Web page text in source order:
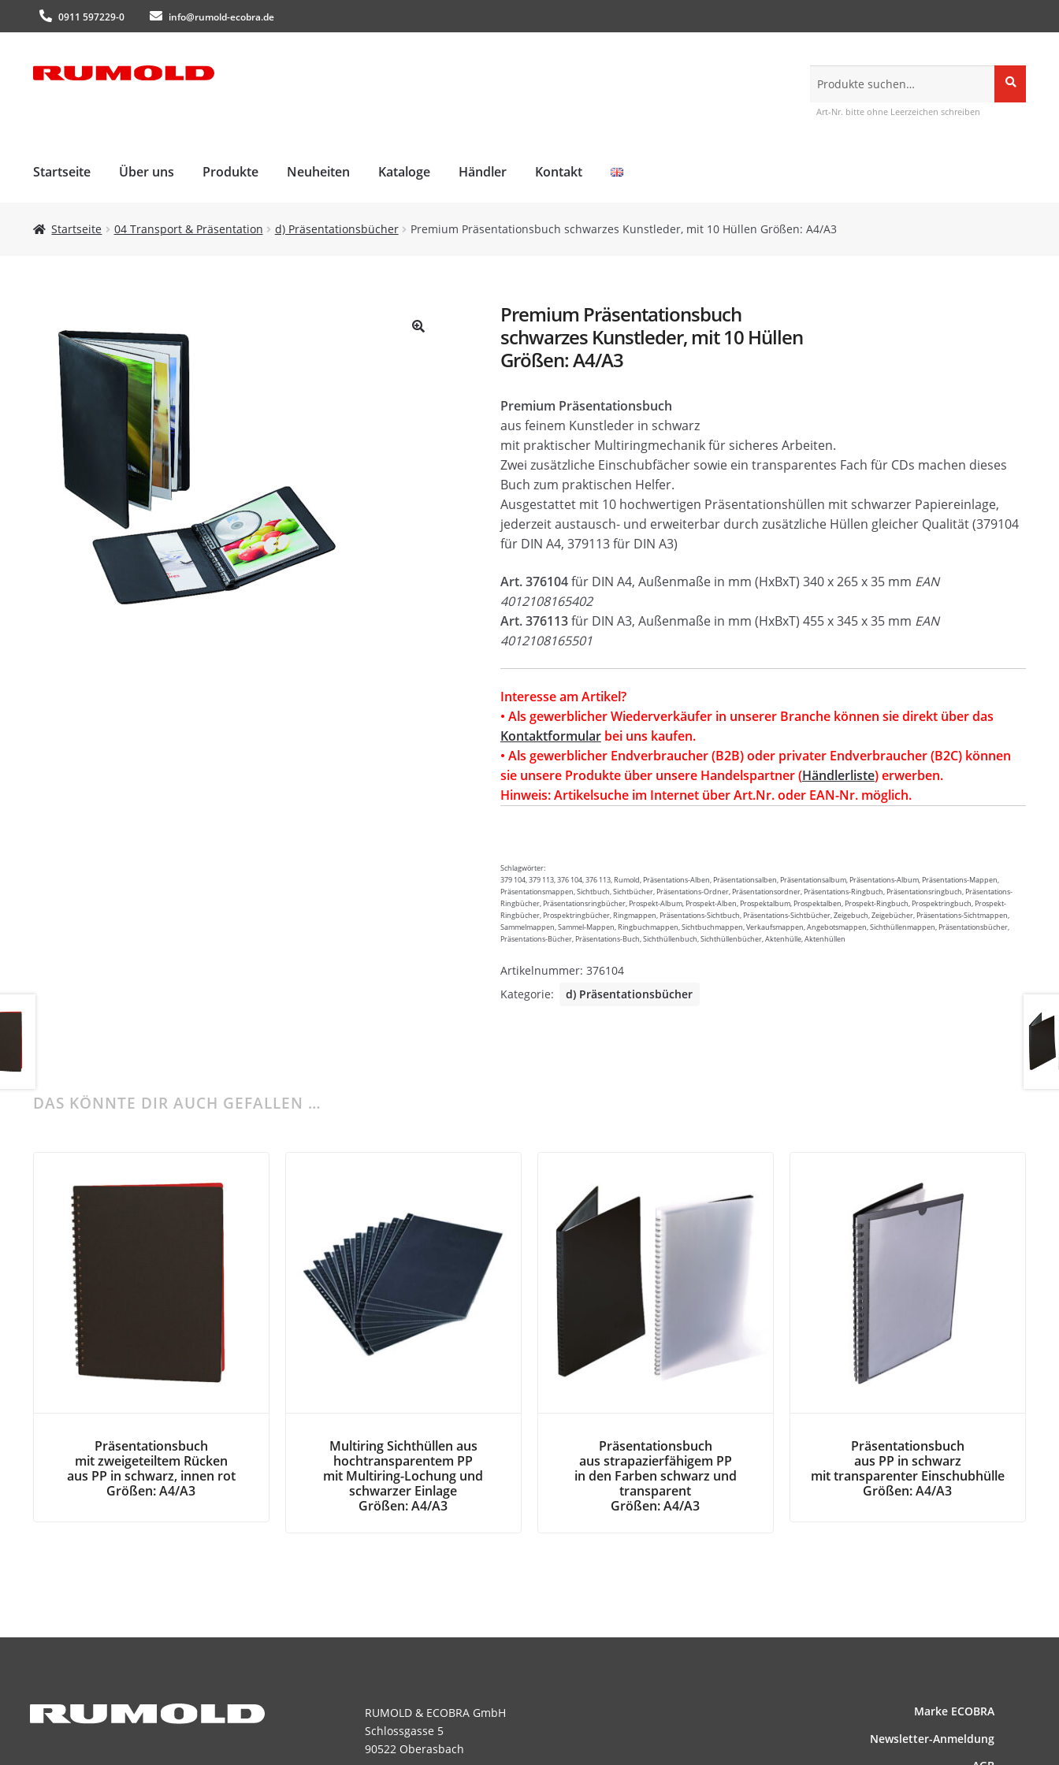
0911 597229-0 info@rumold-ecobra.de
Zur
Zum
nach:
Suche
Art-Nr. bitte ohne Leerzeichen schreiben
Startseite Über uns Produkte Neuheiten Kataloge Händler Kontakt
Startseite 04 Transport & Präsentation d) Präsentationsbücher Premium Präsentationsbuch schwarzes Kunstleder, mit 10 Hüllen Größen: A4/A3
Premium Präsentationsbuch
schwarzes Kunstleder, mit 10 Hüllen
Größen: A4/A3
Premium Präsentationsbuch
aus feinem Kunstleder in schwarz
mit praktischer Multiringmechanik für sicheres Arbeiten.
Zwei zusätzliche Einschubfächer sowie ein transparentes Fach für CDs machen dieses
Buch zum praktischen Helfer.
Ausgestattet mit 10 hochwertigen Präsentationshüllen mit schwarzer Papiereinlage,
jederzeit austausch- und erweiterbar durch zusätzliche Hüllen gleicher Qualität (379104
für DIN A4, 379113 für DIN A3)
Art. 376104für DIN A4, Außenmaße in mm (HxBxT) 340 x 265 x 35 mm EAN
4012108165402
Art. 376113für DIN A3, Außenmaße in mm (HxBxT) 455 x 345 x 35 mm EAN
4012108165501
Interesse am Artikel?
• Als gewerblicher Wiederverkäufer in unserer Branche können sie direkt über das
Kontaktformularbei uns kaufen.
• Als gewerblicher Endverbraucher (B2B) oder privater Endverbraucher (B2C) können
sie unsere Produkte über unsere Handelspartner (Händlerliste) erwerben.
Hinweis: Artikelsuche im Internet über Art.Nr. oder EAN-Nr. möglich.
Schlagwörter:
379 104, 379 113, 376 104, 376 113, Rumold, Präsentations-Alben, Präsentationsalben, Präsentationsalbum, Präsentations-Album, Präsentations-Mappen,
Präsentationsmappen, Sichtbuch, Sichtbücher, Präsentations-Ordner, Präsentationsordner, Präsentations-Ringbuch, Präsentationsringbuch, Präsentations-
Ringbücher, Präsentationsringbücher, Prospekt-Album, Prospekt-Alben, Prospektalbum, Prospektalben, Prospekt-Ringbuch, Prospektringbuch, Prospekt-
Ringbücher, Prospektringbücher, Ringmappen, Präsentations-Sichtbuch, Präsentations-Sichtbücher, Zeigebuch, Zeigebücher, Präsentations-Sichtmappen,
Sammelmappen, Sammel-Mappen, Ringbuchmappen, Sichtbuchmappen, Verkaufsmappen, Angebotsmappen, Sichthüllenmappen, Präsentationsbücher,
Präsentations-Bücher, Präsentations-Buch, Sichthüllenbuch, Sichthüllenbücher, Aktenhülle, Aktenhüllen
Artikelnummer: 376104
Kategorie:
d) Präsentationsbücher
DAS KÖNNTE DIR AUCH GEFALLEN …
Präsentationsbuch
mit zweigeteiltem Rücken
aus PP in schwarz, innen rot
Größen: A4/A3
Multiring Sichthüllen aus
hochtransparentem PP
mit Multiring-Lochung und
schwarzer Einlage
Größen: A4/A3
Präsentationsbuch
aus strapazierfähigem PP
in den Farben schwarz und
transparent
Größen: A4/A3
Präsentationsbuch
aus PP in schwarz
mit transparenter Einschubhülle
Größen: A4/A3
RUMOLD & ECOBRA GmbH
Schlossgasse 5
90522 Oberasbach
Marke ECOBRA
News­letter-Anmeldung